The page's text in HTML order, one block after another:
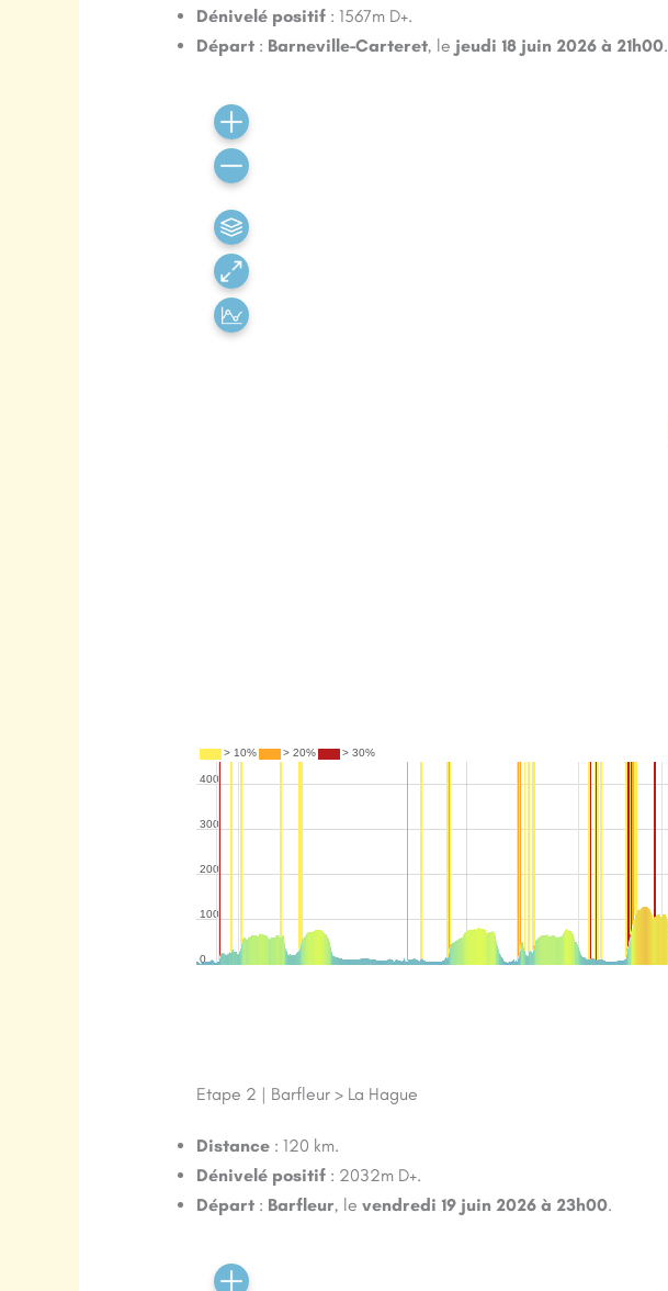
Dénivelé positif: 1567m D+.
Départ: Barneville-Carteret, le jeudi 18 juin 2026 à 21h00.
Etape 2 | Barfleur > La Hague
Distance: 120 km.
Dénivelé positif: 2032m D+.
Départ: Barfleur, le vendredi 19 juin 2026 à 23h00.